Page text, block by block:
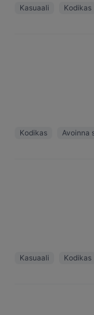
Kasuaali Kodikas
Kodikas Avoinna
Kasuaali Kodikas